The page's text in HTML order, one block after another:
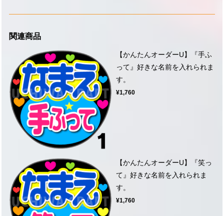
関連商品
【かんたんオーダーU】『手ふ
って』好きな名前を入れられま
す。
¥1,760
【かんたんオーダーU】『笑っ
て』好きな名前を入れられま
す。
¥1,760